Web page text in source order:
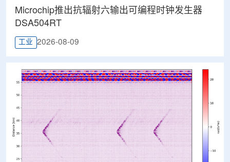
Microchip推出抗辐射六输出可编程时钟发生器
DSA504RT
工业 2026-08-09